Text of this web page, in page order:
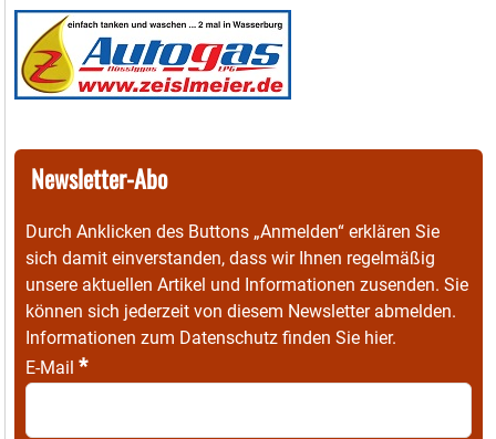
Newsletter-Abo
Durch Anklicken des Buttons „Anmelden“ erklären Sie
sich damit einverstanden, dass wir Ihnen regelmäßig
unsere aktuellen Artikel und Informationen zusenden. Sie
können sich jederzeit von diesem Newsletter abmelden.
Informationen zum Datenschutz finden Sie hier.
E-Mail *